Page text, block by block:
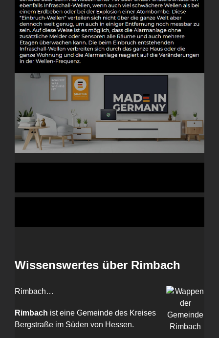
Wissenswertes über Rimbach
Rimbach…
Rimbach ist eine Gemeinde des Kreises
Bergstraße im Süden von Hessen.